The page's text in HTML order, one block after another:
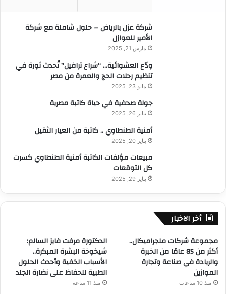
شركة عزل بالرياض – حلول شاملة مع شركة
الأمير للعوازل
مارس 21, 2025
ودّع العشوائية… “شراع ترافيل” تُحدث ثورة في
تنظيم رحلات الحج والعمرة من مصر
مايو 23, 2025
جولة صحفية في حياة كاتبة مصرية
يناير 26, 2025
أمنية الطنطاوي .. كاتبة من العيار الثقيل
يناير 20, 2025
مبيعات مؤلفات الكاتبة أمنية الطنطاوي كسرت
كل التوقعات
يناير 29, 2025
أخر الاخبار
مجموعة شركات ملجراميكال..
أكثر من 85 عامًا من الخبرة
والريادة في صناعة وتجارة
الموازين
منذ 10 ساعات
الدكتورة مرفت فايز السالم:
شيخوخة البشرة المبكرة..
الأسباب الخفية وأحدث الحلول
الطبية للحفاظ على نضارة الجلد
منذ 11 ساعة